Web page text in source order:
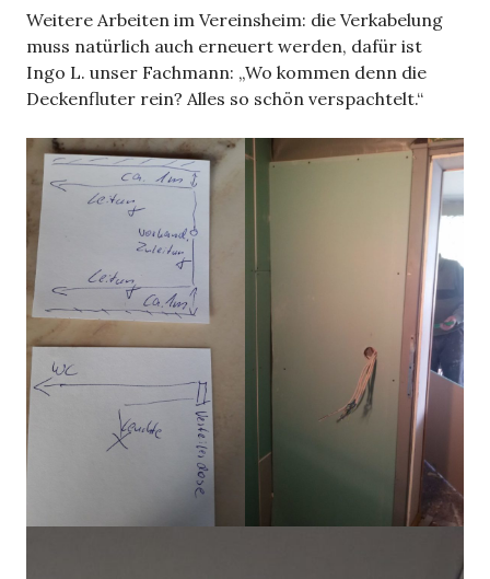
Weitere Arbeiten im Vereinsheim: die Verkabelung
muss natürlich auch erneuert werden, dafür ist
Ingo L. unser Fachmann: „Wo kommen denn die
Deckenfluter rein? Alles so schön verspachtelt.“